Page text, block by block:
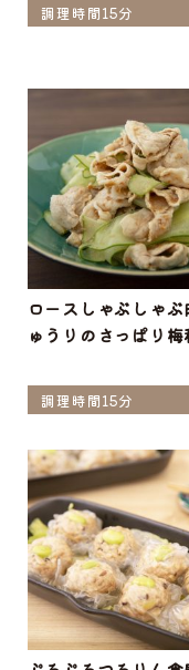
調理時間15分
ロースしゃぶしゃぶ
ゅうりのさっぱり梅
調理時間15分